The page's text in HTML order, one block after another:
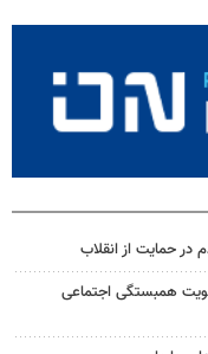
در حمایت از انقلاب
همبستگی اجتماعی